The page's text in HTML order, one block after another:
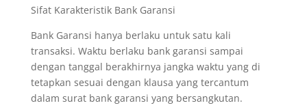
Sifat Karakteristik Bank Garansi
Bank Garansi hanya berlaku untuk satu kali
transaksi. Waktu berlaku bank garansi sampai
dengan tanggal berakhirnya jangka waktu yang di
tetapkan sesuai dengan klausa yang tercantum
dalam surat bank garansi yang bersangkutan.